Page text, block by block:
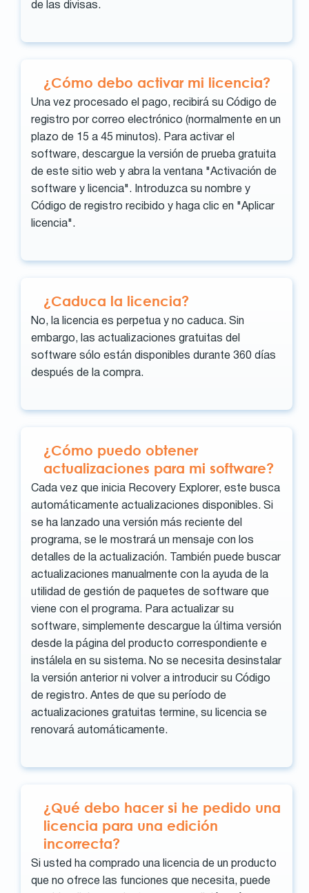
de las divisas.
¿Cómo debo activar mi licencia?
Una vez procesado el pago, recibirá su Código de
registro por correo electrónico (normalmente en un
plazo de 15 a 45 minutos). Para activar el
software, descargue la versión de prueba gratuita
de este sitio web y abra la ventana "Activación de
software y licencia". Introduzca su nombre y
Código de registro recibido y haga clic en "Aplicar
licencia".
¿Caduca la licencia?
No, la licencia es perpetua y no caduca. Sin
embargo, las actualizaciones gratuitas del
software sólo están disponibles durante 360 días
después de la compra.
¿Cómo puedo obtener
actualizaciones para mi software?
Cada vez que inicia Recovery Explorer, este busca
automáticamente actualizaciones disponibles. Si
se ha lanzado una versión más reciente del
programa, se le mostrará un mensaje con los
detalles de la actualización. También puede buscar
actualizaciones manualmente con la ayuda de la
utilidad de gestión de paquetes de software que
viene con el programa. Para actualizar su
software, simplemente descargue la última versión
desde la página del producto correspondiente e
instálela en su sistema. No se necesita desinstalar
la versión anterior ni volver a introducir su Código
de registro. Antes de que su período de
actualizaciones gratuitas termine, su licencia se
renovará automáticamente.
¿Qué debo hacer si he pedido una
licencia para una edición
incorrecta?
Si usted ha comprado una licencia de un producto
que no ofrece las funciones que necesita, puede